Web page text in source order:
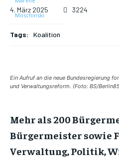
4. März 2025 3224
Tags: Koalition
Ein Aufruf an die neue Bundesregierung
und Verwaltungsreform. (Foto: BS/
Mehr als 200
Bürgermeister sowie
Verwaltung, Politik,